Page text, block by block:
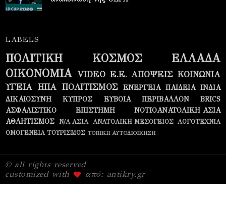
LABELS
ΠΟΛΙΤΙΚΗ ΚΟΣΜΟΣ
ΕΛΛΑΔΑ
ΟΙΚΟΝΟΜΙΑ VIDEO Ε.Ε. ΑΠΟΨΕΙΣ ΚΟΙΝΩΝΙΑ
ΥΓΕΙΑ ΗΠΑ ΠΟΛΙΤΙΣΜΟΣ ΕΝΕΡΓΕΙΑ ΠΑΙΔΕΙΑ ΙΝΔΙΑ
ΔΙΚΑΙΟΣΥΝΗ
ΚΥΠΡΟΣ ΕΥΒΟΙΑ ΠΕΡΙΒΑΛΛΟΝ
BRICS
ΑΣΦΑΛΙΣΤΙΚΟ
ΕΠΙΣΤΗΜΗ
ΝΟΤΙΟΑΝΑΤΟΛΙΚΗ ΑΣΙΑ
ΑΘΛΗΤΙΣΜΟΣ
Ν/Α ΑΣΙΑ ΑΝΑΤΟΛΙΚΗ ΜΕΣΟΓΕΙΟΣ ΛΟΓΟΤΕΧΝΙΑ
ΟΜΟΓΕΝΕΙΑ ΤΟΥΡΙΣΜΟΣ ΤΟΠΙΚΗ ΑΥΤΟΔΙΟΙΚΗΣΗ
© all rights reserved
customized with
από: antikry.gr